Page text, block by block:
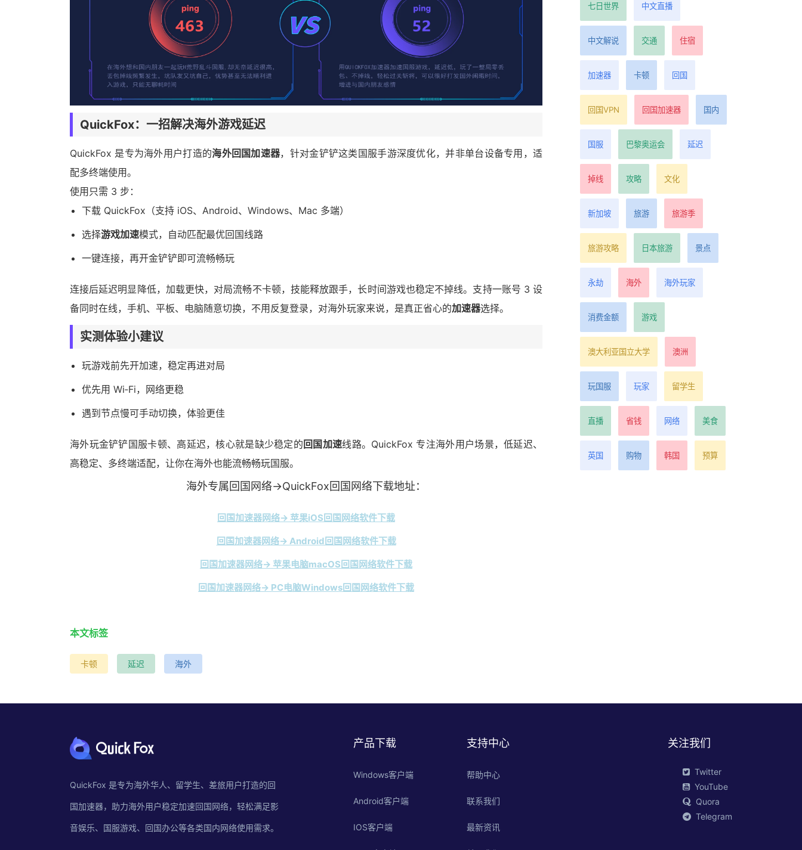
QuickFox：一招解决海外游戏延迟
QuickFox 是专为海外用户打造的海外回国加速器，针对金铲铲这类国服手游深度优化，并非单台设备专用，适
配多终端使用。
使用只需 3 步：
下载 QuickFox（支持 iOS、Android、Windows、Mac 多端）
选择游戏加速模式，自动匹配最优回国线路
一键连接，再开金铲铲即可流畅畅玩
连接后延迟明显降低，加载更快，对局流畅不卡顿，技能释放跟手，长时间游戏也稳定不掉线。支持一账号 3 设
备同时在线，手机、平板、电脑随意切换，不用反复登录，对海外玩家来说，是真正省心的加速器选择。
实测体验小建议
玩游戏前先开加速，稳定再进对局
优先用 Wi‑Fi，网络更稳
遇到节点慢可手动切换，体验更佳
海外玩金铲铲国服卡顿、高延迟，核心就是缺少稳定的回国加速线路。QuickFox 专注海外用户场景，低延迟、
高稳定、多终端适配，让你在海外也能流畅畅玩国服。
海外专属回国网络→QuickFox回国网络下载地址：
回国加速器网络→ 苹果iOS回国网络软件下载
回国加速器网络→ Android回国网络软件下载
回国加速器网络→ 苹果电脑macOS回国网络软件下载
回国加速器网络→ PC电脑Windows回国网络软件下载
本文标签
卡顿 延迟 海外
七日世界 中文直播
中文解说 交通 住宿
加速器 卡顿 回国
回国VPN 回国加速器 国内
国服 巴黎奥运会 延迟
掉线 攻略 文化
新加坡 旅游 旅游季
旅游攻略 日本旅游 景点
永劫 海外 海外玩家
消费金额 游戏
澳大利亚国立大学 澳洲
玩国服 玩家 留学生
直播 省钱 网络 美食
英国 购物 韩国 预算
QuickFox 是专为海外华人、留学生、差旅用户打造的回
国加速器，助力海外用户稳定加速回国网络，轻松满足影
音娱乐、国服游戏、回国办公等各类国内网络使用需求。
产品下载
Windows客户端
Android客户端
IOS客户端
支持中心
帮助中心
联系我们
最新资讯
关注我们
Twitter
YouTube
Quora
Telegram